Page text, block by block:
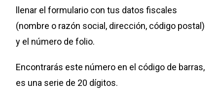
llenar el formulario con tus datos fiscales
(nombre o razón social, dirección, código postal)
y el número de folio.
Encontrarás este número en el código de barras,
es una serie de 20 dígitos.